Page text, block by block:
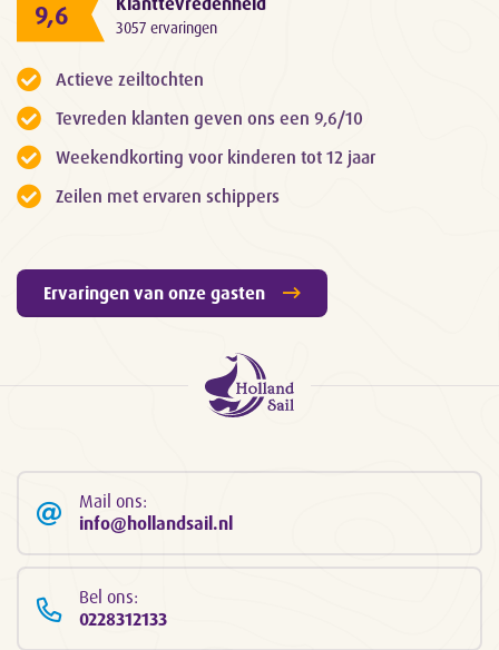
9,6 3057 ervaringen
Actieve zeiltochten
Tevreden klanten geven ons een 9,6/10
Weekendkorting voor kinderen tot 12 jaar
Zeilen met ervaren schippers
Ervaringen van onze gasten
Mail ons:
info@hollandsail.nl
Bel ons:
0228312133